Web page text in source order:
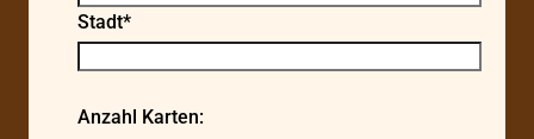
Stadt*
Anzahl Karten: